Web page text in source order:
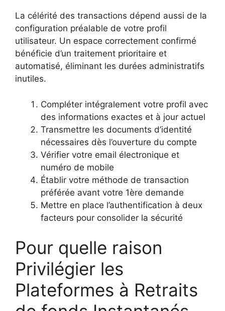
La célérité des transactions dépend aussi de la
configuration préalable de votre profil
utilisateur. Un espace correctement confirmé
bénéficie d’un traitement prioritaire et
automatisé, éliminant les durées administratifs
inutiles.
Compléter intégralement votre profil avec
des informations exactes et à jour actuel
Transmettre les documents d’identité
nécessaires dès l’ouverture du compte
Vérifier votre email électronique et
numéro de mobile
Établir votre méthode de transaction
préférée avant votre 1ère demande
Mettre en place l’authentification à deux
facteurs pour consolider la sécurité
Pour quelle raison
Privilégier les
Plateformes à Retraits